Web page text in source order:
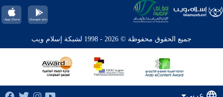
جميع الحقوق محفوظة © 2026 - 1998 لشبكة إسلام ويب